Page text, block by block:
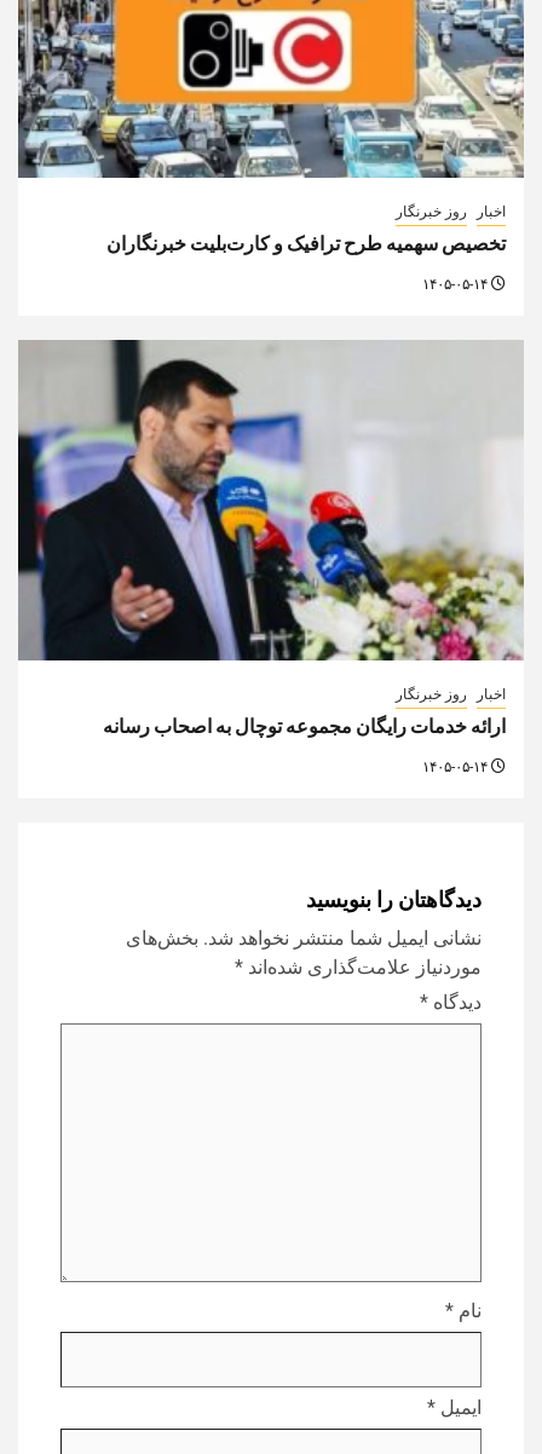
اخبار روز خبرنگار
تخصیص سهمیه طرح ترافیک و کارت‌بلیت خبرنگاران
اخبار روز خبرنگار
ارائه خدمات رایگان مجموعه توچال به اصحاب رسانه
دیدگاهتان را بنویسید
نشانی ایمیل شما منتشر نخواهد شد. بخش‌های
موردنیاز علامت‌گذاری شده‌اند *
دیدگاه *
نام *
ایمیل *